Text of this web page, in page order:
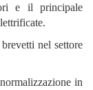
e il principale
nel settore
in